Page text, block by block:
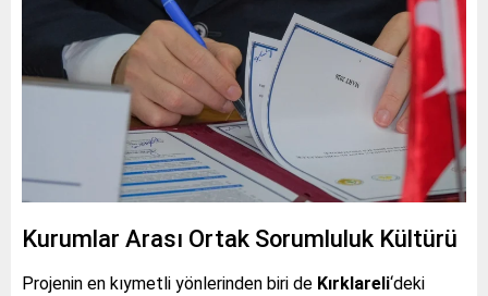
Kurumlar Arası Ortak Sorumluluk Kültürü
Projenin en kıymetli yönlerinden biri de Kırklareli‘deki